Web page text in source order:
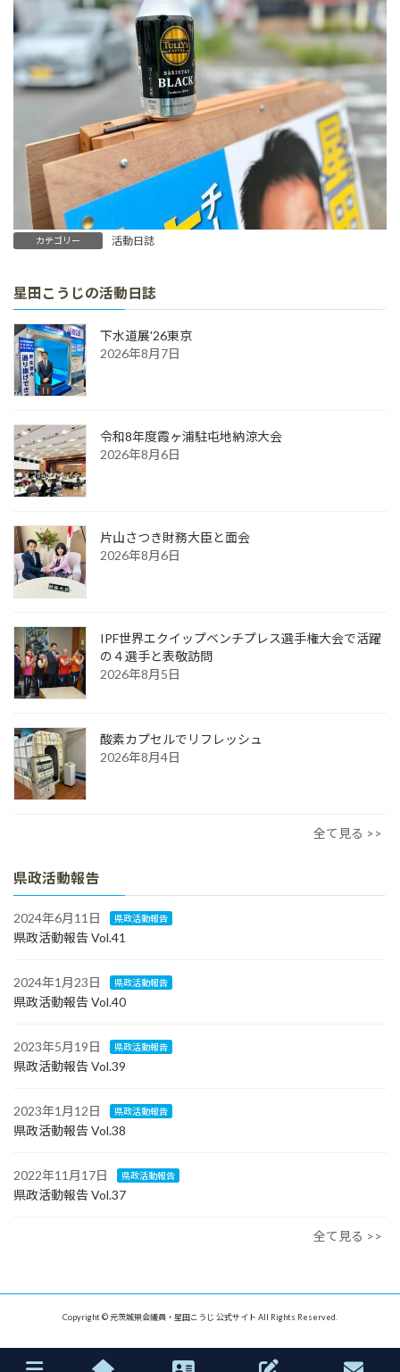
カテゴリー 活動日誌
星田こうじの活動日誌
下水道展'26東京
2026年8月7日
令和8年度霞ヶ浦駐屯地納涼大会
2026年8月6日
片山さつき財務大臣と面会
2026年8月6日
IPF世界エクイップベンチプレス選手権大会で活躍
の４選手と表敬訪問
2026年8月5日
酸素カプセルでリフレッシュ
2026年8月4日
全て見る >>
県政活動報告
2024年6月11日 県政活動報告
県政活動報告 Vol.41
2024年1月23日 県政活動報告
県政活動報告 Vol.40
2023年5月19日 県政活動報告
県政活動報告 Vol.39
2023年1月12日 県政活動報告
県政活動報告 Vol.38
2022年11月17日 県政活動報告
県政活動報告 Vol.37
全て見る >>
Copyright © 元茨城県会議員・星田こうじ 公式サイト All Rights Reserved.